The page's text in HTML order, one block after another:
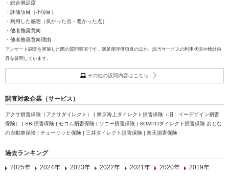
・総合満足度
・評価項目（小項目）
・利用した感想（良かった点・悪かった点）
・他者推奨意向
・他者推奨意向理由
アンケート調査を実施した際の質問事項です。満足度評価項目のほか、該当サービスの利用状況や検討内
容を質問しています。
その他の設問内容はこちら
調査対象企業（サービス）
アクサ損害保険（アクサダイレクト） | 東京海上ダイレクト損害保険（旧：イーデザイン損害
保険） | SBI損害保険 | セコム損害保険 | ソニー損害保険 | SOMPOダイレクト損害保険 おとな
の自動車保険 | チューリッヒ保険 | 三井ダイレクト損害保険 | 楽天損害保険
過去ランキング
2025年
2024年 2023年 2022年 2021年 2020年
2019年